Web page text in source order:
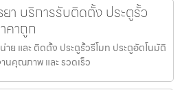
า บริการรับติดตั้ง ประตูรั้ว
คาถูก
ย และ ติดตั้ง ประตูรั้วรีโมท ประตูอัตโนมัติ
คุณภาพ และ รวดเร็ว